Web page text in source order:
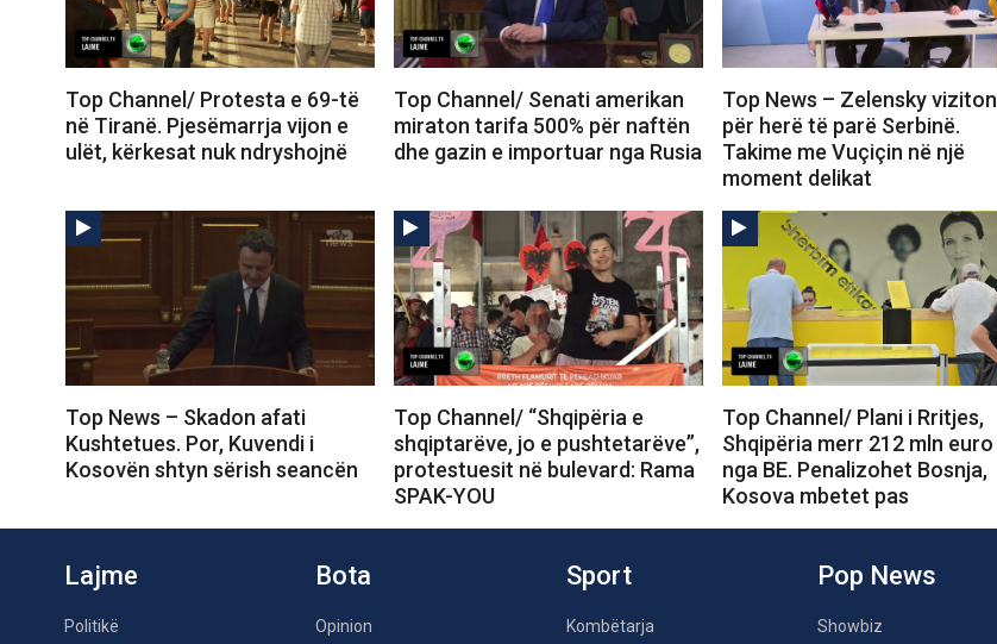
Top Channel/ Protesta e 69-të
në Tiranë. Pjesëmarrja vijon e
ulët, kërkesat nuk ndryshojnë
Top Channel/ Senati amerikan
miraton tarifa 500% për naftën
dhe gazin e importuar nga Rusia
Top News – Zelensky viziton
për herë të parë Serbinë.
Takime me Vuçiçin në një
moment delikat
Top News – Skadon afati
Kushtetues. Por, Kuvendi i
Kosovën shtyn sërish seancën
Top Channel/ “Shqipëria e
shqiptarëve, jo e pushtetarëve”,
protestuesit në bulevard: Rama
SPAK-YOU
Top Channel/ Plani i Rritjes,
Shqipëria merr 212 mln euro
nga BE. Penalizohet Bosnja,
Kosova mbetet pas
Lajme
Politikë
Bota
Opinion
Sport
Kombëtarja
Pop News
Showbiz